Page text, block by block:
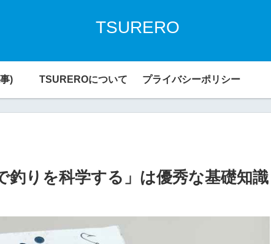
TSURERO
) TSUREROについて プライバシーポリシー
釣りを科学する」は優秀な基礎知識